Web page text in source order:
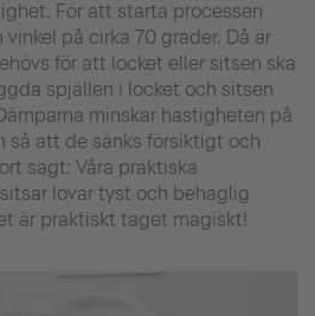
För att starta processen
på cirka 70 grader. Då är
för att locket eller sitsen ska
spjällen i locket och sitsen
minskar hastigheten på
så att de sänks försiktigt och
sagt: Våra praktiska
lovar tyst och behaglig
är praktiskt taget magiskt!